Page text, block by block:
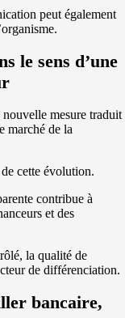
peut également
le sens d’une
mesure traduit
marché de la
cette évolution.
contribue à
et des
la qualité de
de différenciation.
bancaire,